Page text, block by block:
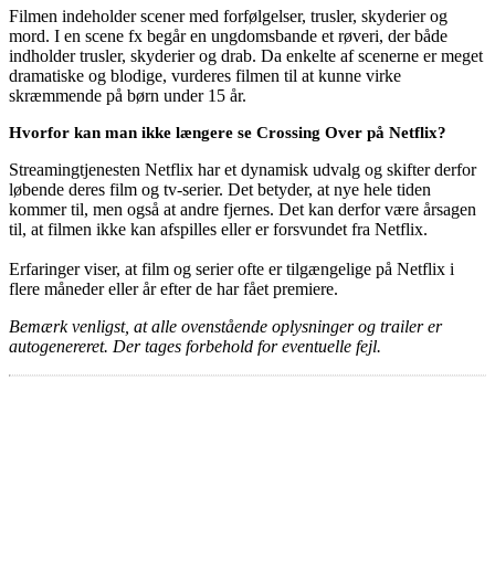
Filmen indeholder scener med forfølgelser, trusler, skyderier og
mord. I en scene fx begår en ungdomsbande et røveri, der både
indholder trusler, skyderier og drab. Da enkelte af scenerne er meget
dramatiske og blodige, vurderes filmen til at kunne virke
skræmmende på børn under 15 år.
Hvorfor kan man ikke længere se Crossing Over på Netflix?
Streamingtjenesten Netflix har et dynamisk udvalg og skifter derfor
løbende deres film og tv-serier. Det betyder, at nye hele tiden
kommer til, men også at andre fjernes. Det kan derfor være årsagen
til, at filmen ikke kan afspilles eller er forsvundet fra Netflix.
Erfaringer viser, at film og serier ofte er tilgængelige på Netflix i
flere måneder eller år efter de har fået premiere.
Bemærk venligst, at alle ovenstående oplysninger og trailer er
autogenereret. Der tages forbehold for eventuelle fejl.